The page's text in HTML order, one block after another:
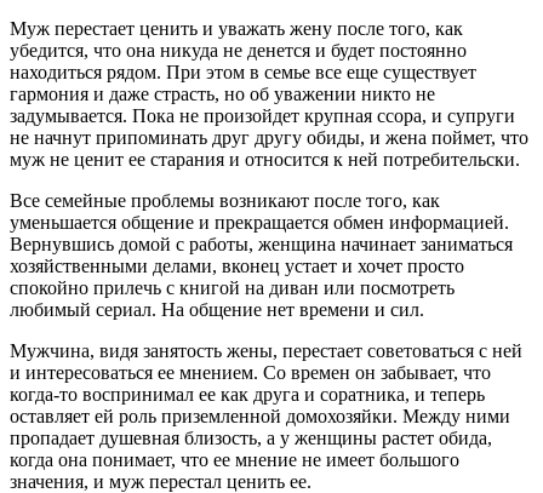
Муж перестает ценить и уважать жену после того, как
убедится, что она никуда не денется и будет постоянно
находиться рядом. При этом в семье все еще существует
гармония и даже страсть, но об уважении никто не
задумывается. Пока не произойдет крупная ссора, и супруги
не начнут припоминать друг другу обиды, и жена поймет, что
муж не ценит ее старания и относится к ней потребительски.
Все семейные проблемы возникают после того, как
уменьшается общение и прекращается обмен информацией.
Вернувшись домой с работы, женщина начинает заниматься
хозяйственными делами, вконец устает и хочет просто
спокойно прилечь с книгой на диван или посмотреть
любимый сериал. На общение нет времени и сил.
Мужчина, видя занятость жены, перестает советоваться с ней
и интересоваться ее мнением. Со времен он забывает, что
когда-то воспринимал ее как друга и соратника, и теперь
оставляет ей роль приземленной домохозяйки. Между ними
пропадает душевная близость, а у женщины растет обида,
когда она понимает, что ее мнение не имеет большого
значения, и муж перестал ценить ее.